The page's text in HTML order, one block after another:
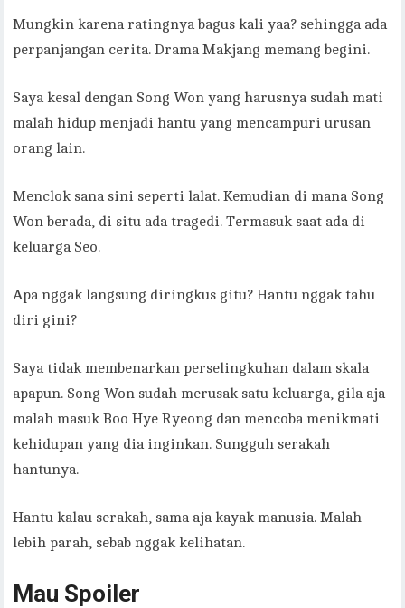
Mungkin karena ratingnya bagus kali yaa? sehingga ada
perpanjangan cerita. Drama Makjang memang begini.
Saya kesal dengan Song Won yang harusnya sudah mati
malah hidup menjadi hantu yang mencampuri urusan
orang lain.
Menclok sana sini seperti lalat. Kemudian di mana Song
Won berada, di situ ada tragedi. Termasuk saat ada di
keluarga Seo.
Apa nggak langsung diringkus gitu? Hantu nggak tahu
diri gini?
Saya tidak membenarkan perselingkuhan dalam skala
apapun. Song Won sudah merusak satu keluarga, gila aja
malah masuk Boo Hye Ryeong dan mencoba menikmati
kehidupan yang dia inginkan. Sungguh serakah
hantunya.
Hantu kalau serakah, sama aja kayak manusia. Malah
lebih parah, sebab nggak kelihatan.
Mau Spoiler